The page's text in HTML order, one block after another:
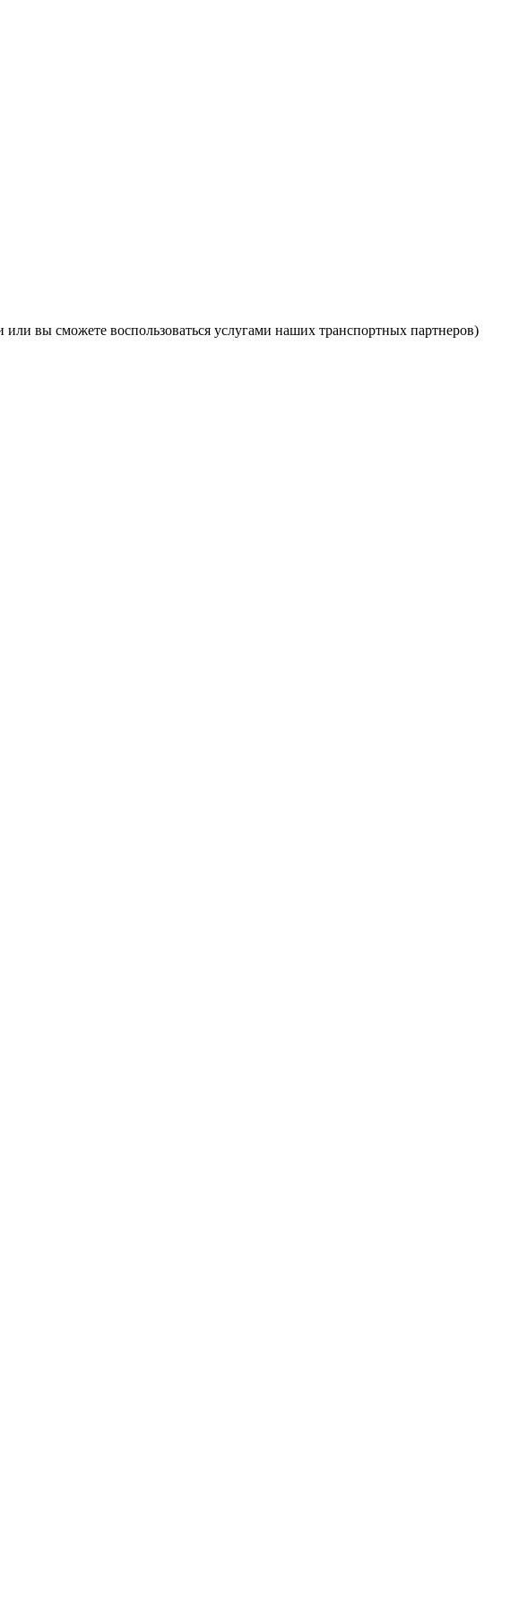
вы сможете воспользоваться услугами наших транспортных партнеров)